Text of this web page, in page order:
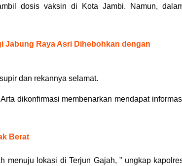
dosis vaksin di Kota Jambi. Namun,
Jabung Raya Asri Dihebohkan dengan
dan rekannya selamat.
dikonfirmasi membenarkan mendapat
Berat
menuju lokasi di Terjun Gajah, ” ungkap